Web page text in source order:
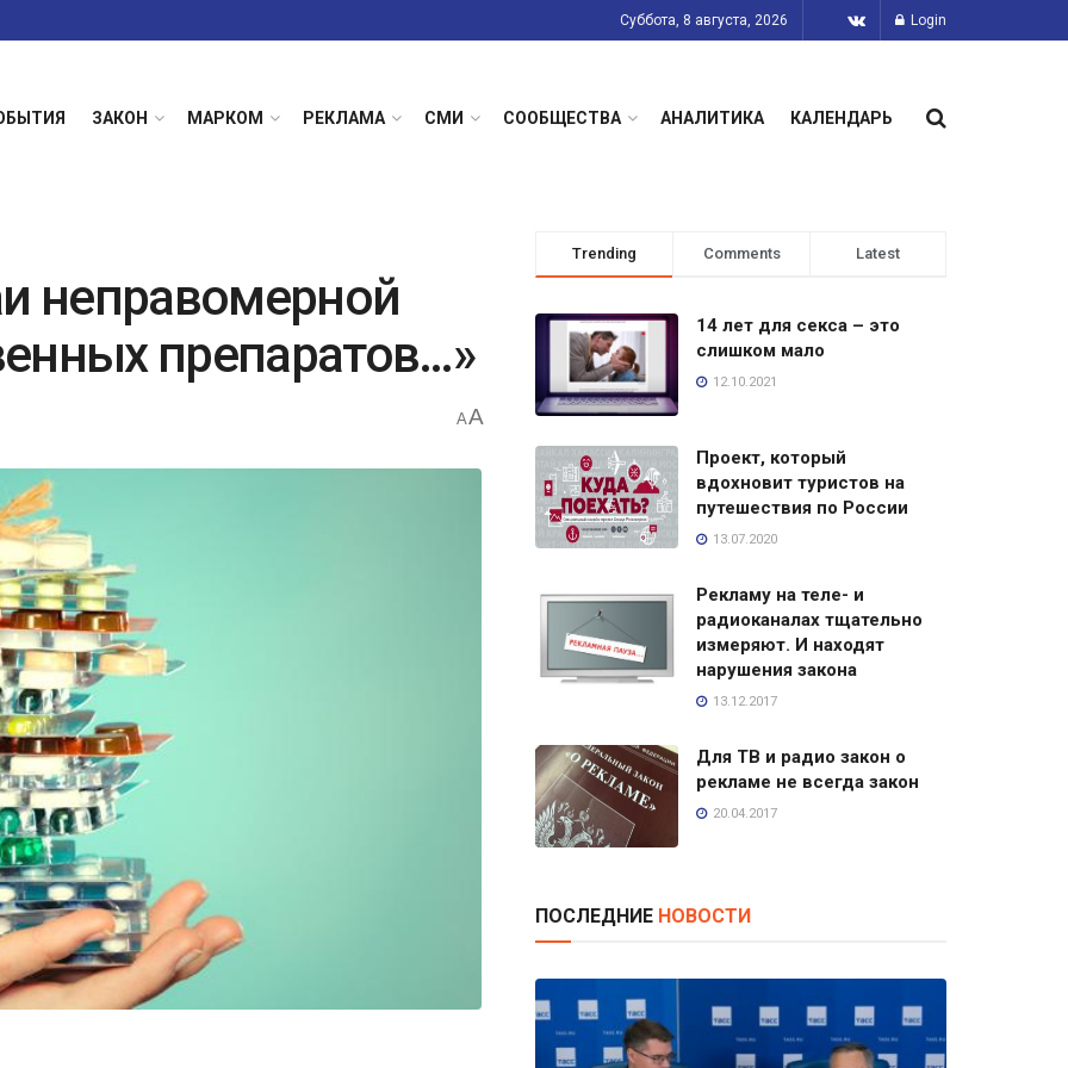
Суббота, 8 августа, 2026 Login
ЗАКОН МАРКОМ РЕКЛАМА СМИ СООБЩЕСТВА АНАЛИТИКА КАЛЕНДАРЬ
неправомерной
препаратов…»
AA
Trending Comments Latest
14 лет для секса – это
слишком мало
12.10.2021
Проект, который
вдохновит туристов на
путешествия по России
13.07.2020
Рекламу на теле- и
радиоканалах тщательно
измеряют. И находят
нарушения закона
13.12.2017
Для ТВ и радио закон о
рекламе не всегда закон
20.04.2017
ПОСЛЕДНИЕ НОВОСТИ